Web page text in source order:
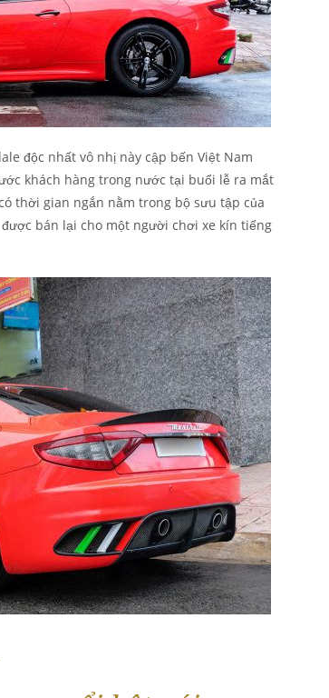
độc nhất vô nhị này cập bến Việt Nam
khách hàng trong nước tại buổi lễ ra mắt
thời gian ngắn nằm trong bộ sưu tập của
bán lại cho một người chơi xe kín tiếng